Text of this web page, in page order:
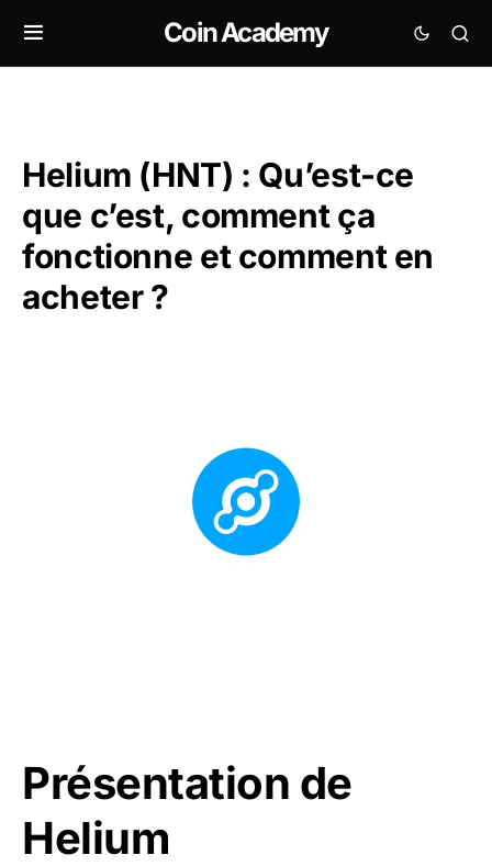
Coin Academy
Helium (HNT) : Qu’est-ce
que c’est, comment ça
fonctionne et comment en
acheter ?
Présentation de
Helium